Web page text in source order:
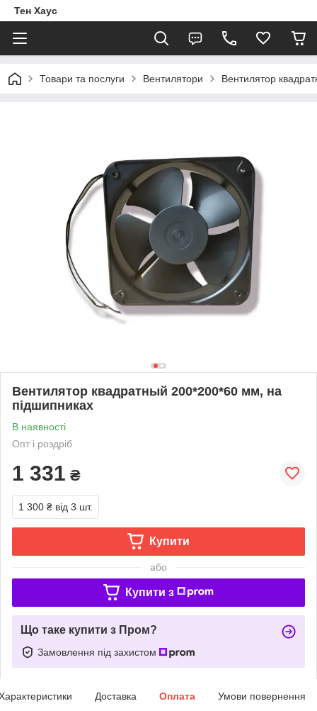
Тен Хаус
Товари та послуги Вентилятори Вентилятор
Вентилятор квадратный 200*200*60 мм, на
підшипниках
В наявності
Опт і роздріб
1 331 ₴
1 300 ₴ від 3 шт.
Купити
або
Купити з
Що таке купити з Пром?
Замовлення під захистом
Доставка Оплата Умови повернення